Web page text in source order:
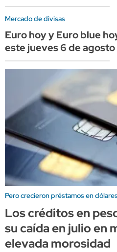
Mercado de divisas
Euro hoy y Euro blue
este jueves 6 de agosto
Pero crecieron préstamos en
Los créditos en
su caída en julio en
elevada morosidad